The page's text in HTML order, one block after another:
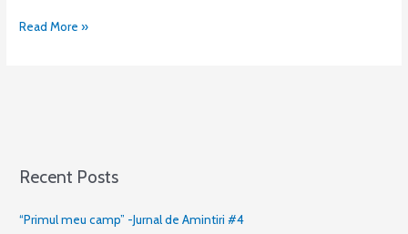
Read More »
Recent Posts
“Primul meu camp” -Jurnal de Amintiri #4